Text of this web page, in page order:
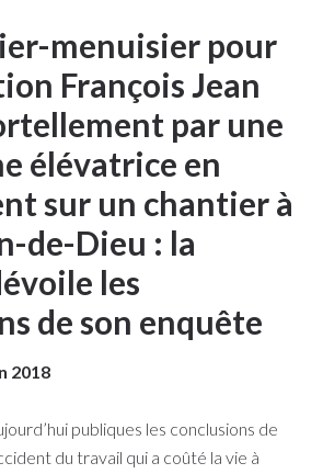
menuisier pour
François Jean
par une
élévatrice en
sur un chantier à
de-Dieu : la
les
de son enquête
2018
publiques les conclusions de
du travail qui a coûté la vie à